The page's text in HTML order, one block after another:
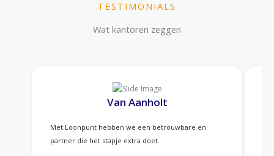
TESTIMONIALS
Wat kantoren zeggen
Van Aanholt
Met Loonpunt hebben we een betrouwbare en
partner die het stapje extra doet.